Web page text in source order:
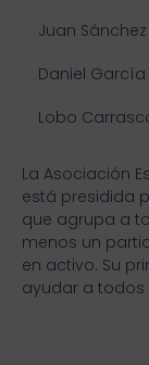
Juan
Daniel García
Lobo
La Asociación
está presidida
que agrupa a
menos un
en activo. Su
ayudar a todos